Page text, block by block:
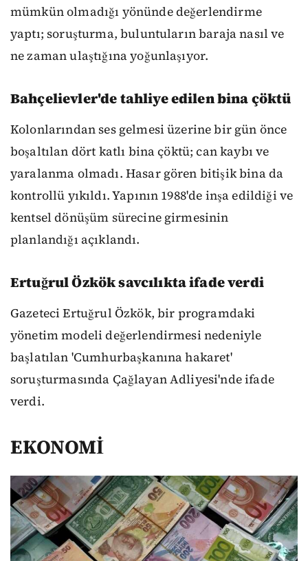
mümkün olmadığı yönünde değerlendirme
yaptı; soruşturma, buluntuların baraja nasıl ve
ne zaman ulaştığına yoğunlaşıyor.
Bahçelievler'de tahliye edilen bina çöktü
Kolonlarından ses gelmesi üzerine bir gün önce
boşaltılan dört katlı bina çöktü; can kaybı ve
yaralanma olmadı. Hasar gören bitişik bina da
kontrollü yıkıldı. Yapının 1988'de inşa edildiği ve
kentsel dönüşüm sürecine girmesinin
planlandığı açıklandı.
Ertuğrul Özkök savcılıkta ifade verdi
Gazeteci Ertuğrul Özkök, bir programdaki
yönetim modeli değerlendirmesi nedeniyle
başlatılan 'Cumhurbaşkanına hakaret'
soruşturmasında Çağlayan Adliyesi'nde ifade
verdi.
EKONOMİ